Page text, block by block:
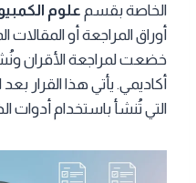
الخاصة بقسم علوم
أوراق المراجعة أو المقالات
خضعت لمراجعة الأقران
أكاديمي. يأتي هذا القرار بعد
التي تُنشأ باستخدام أدوات